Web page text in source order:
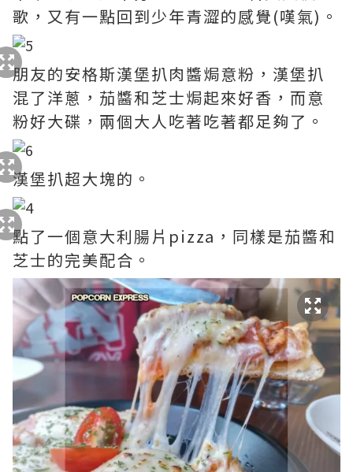
歌，又有一點回到少年青澀的感覺(嘆氣)。
朋友的安格斯漢堡扒肉醬焗意粉，漢堡扒
混了洋蔥，茄醬和芝士焗起來好香，而意
粉好大碟，兩個大人吃著吃著都足夠了。
漢堡扒超大塊的。
點了一個意大利腸片pizza，同樣是茄醬和
芝士的完美配合。